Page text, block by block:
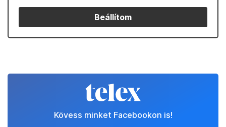
Beállítom
Kövess minket Facebookon is!